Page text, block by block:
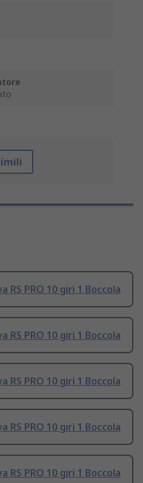
PRO 10 giri 1 Boccola
PRO 10 giri 1 Boccola
PRO 10 giri 1 Boccola
PRO 10 giri 1 Boccola
PRO 10 giri 1 Boccola